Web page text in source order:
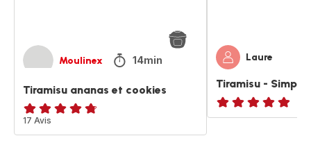
Moulinex 14min
Tiramisu ananas et cookies
ratings.4.7
17 Avis
Laure
Tiramisu - Simple
Avis